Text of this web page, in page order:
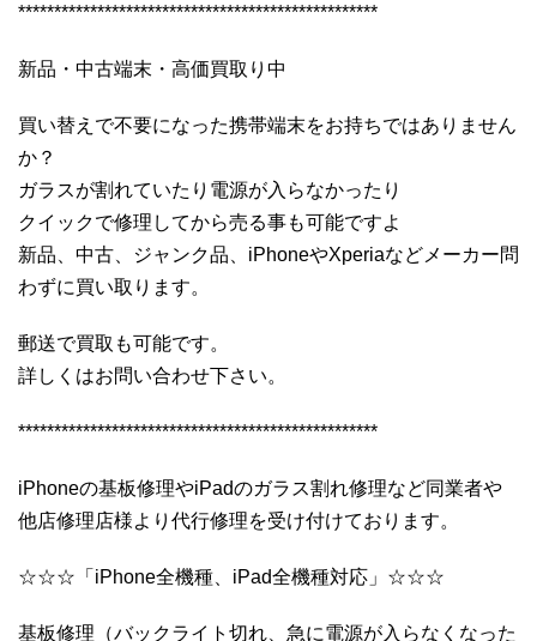
**************************************************
新品・中古端末・高価買取り中
買い替えで不要になった携帯端末をお持ちではありません
か？
ガラスが割れていたり電源が入らなかったり
クイックで修理してから売る事も可能ですよ
新品、中古、ジャンク品、iPhoneやXperiaなどメーカー問
わずに買い取ります。
郵送で買取も可能です。
詳しくはお問い合わせ下さい。
**************************************************
iPhoneの基板修理やiPadのガラス割れ修理など同業者や
他店修理店様より代行修理を受け付けております。
☆☆☆「iPhone全機種、iPad全機種対応」☆☆☆
基板修理（バックライト切れ、急に電源が入らなくなった